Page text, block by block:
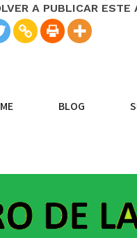
A PUBLICAR ESTE
BLOG